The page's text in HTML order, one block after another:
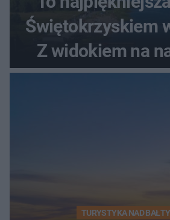
Świętokrzyskiem
Z widokiem na
szczyt Gór
TURYSTYKA NAD